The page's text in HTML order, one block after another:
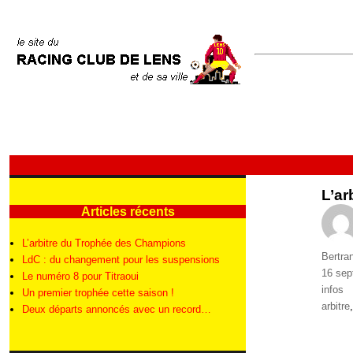
Auteur
Publié
le
16
infos
arbitre,
Articles récents
L’arbitre du Trophée des Champions
LdC : du changement pour les suspensions
Le numéro 8 pour Titraoui
Un premier trophée cette saison !
Deux départs annoncés avec un record…